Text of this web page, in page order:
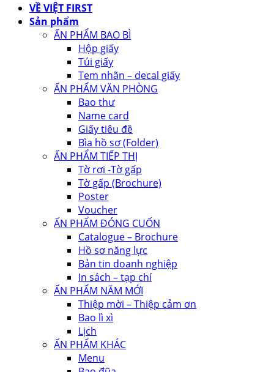
VỀ VIỆT FIRST
Sản phẩm
ẤN PHẨM BAO BÌ
Hộp giấy
Túi giấy
Tem nhãn – decal giấy
ẤN PHẨM VĂN PHÒNG
Bao thư
Name card
Giấy tiêu đề
Bìa hồ sơ (Folder)
ẤN PHẨM TIẾP THỊ
Tờ rơi -Tờ gấp
Tờ gấp (Brochure)
Poster
Voucher
ẤN PHẨM ĐÓNG CUỐN
Catalogue – Brochure
Hồ sơ năng lực
Bản tin doanh nghiệp
In sách – tạp chí
ẤN PHẨM NĂM MỚI
Thiệp mời – Thiệp cảm ơn
Bao lì xì
Lịch
ẤN PHẨM KHÁC
Menu